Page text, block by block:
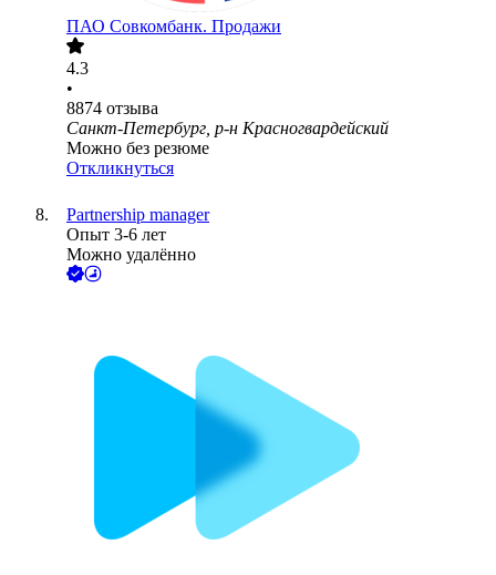
ПАО Совкомбанк. Продажи
4.3
•
8874 отзыва
Санкт-Петербург, р-н Красногвардейский
Можно без резюме
Откликнуться
Partnership manager
Опыт 3-6 лет
Можно удалённо